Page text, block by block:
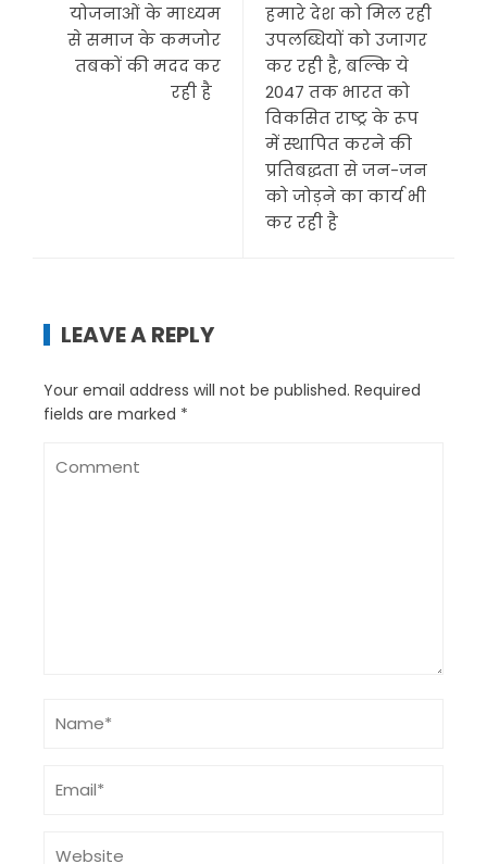
योजनाओं के माध्यम
से समाज के कमजोर
तबकों की मदद कर
रही है
हमारे देश को मिल रही
उपलब्धियों को उजागर
कर रही है, बल्कि ये
2047 तक भारत को
विकसित राष्ट्र के रूप
में स्थापित करने की
प्रतिबद्धता से जन-जन
को जोड़ने का कार्य भी
कर रही है
LEAVE A REPLY
Your email address will not be published. Required
fields are marked *